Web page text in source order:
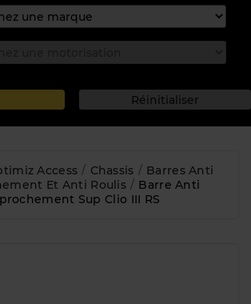
Access Chassis
Barres Anti
Et Anti Roulis
Barre Anti
Sup Clio III RS